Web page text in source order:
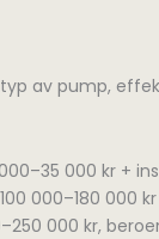
av pump,
000 kr +
000–180 000
000 kr,